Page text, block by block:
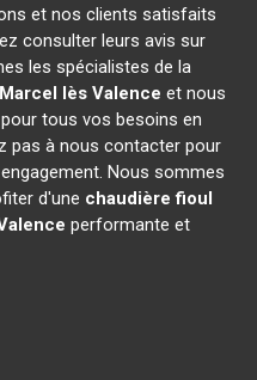
et nos clients satisfaits
consulter leurs avis sur
les spécialistes de la
lès Valence et nous
tous vos besoins en
pas à nous contacter pour
Nous sommes
d'une chaudière fioul
performante et